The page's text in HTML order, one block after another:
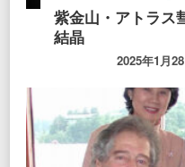
紫金山・アトラス
結晶
2025年1月